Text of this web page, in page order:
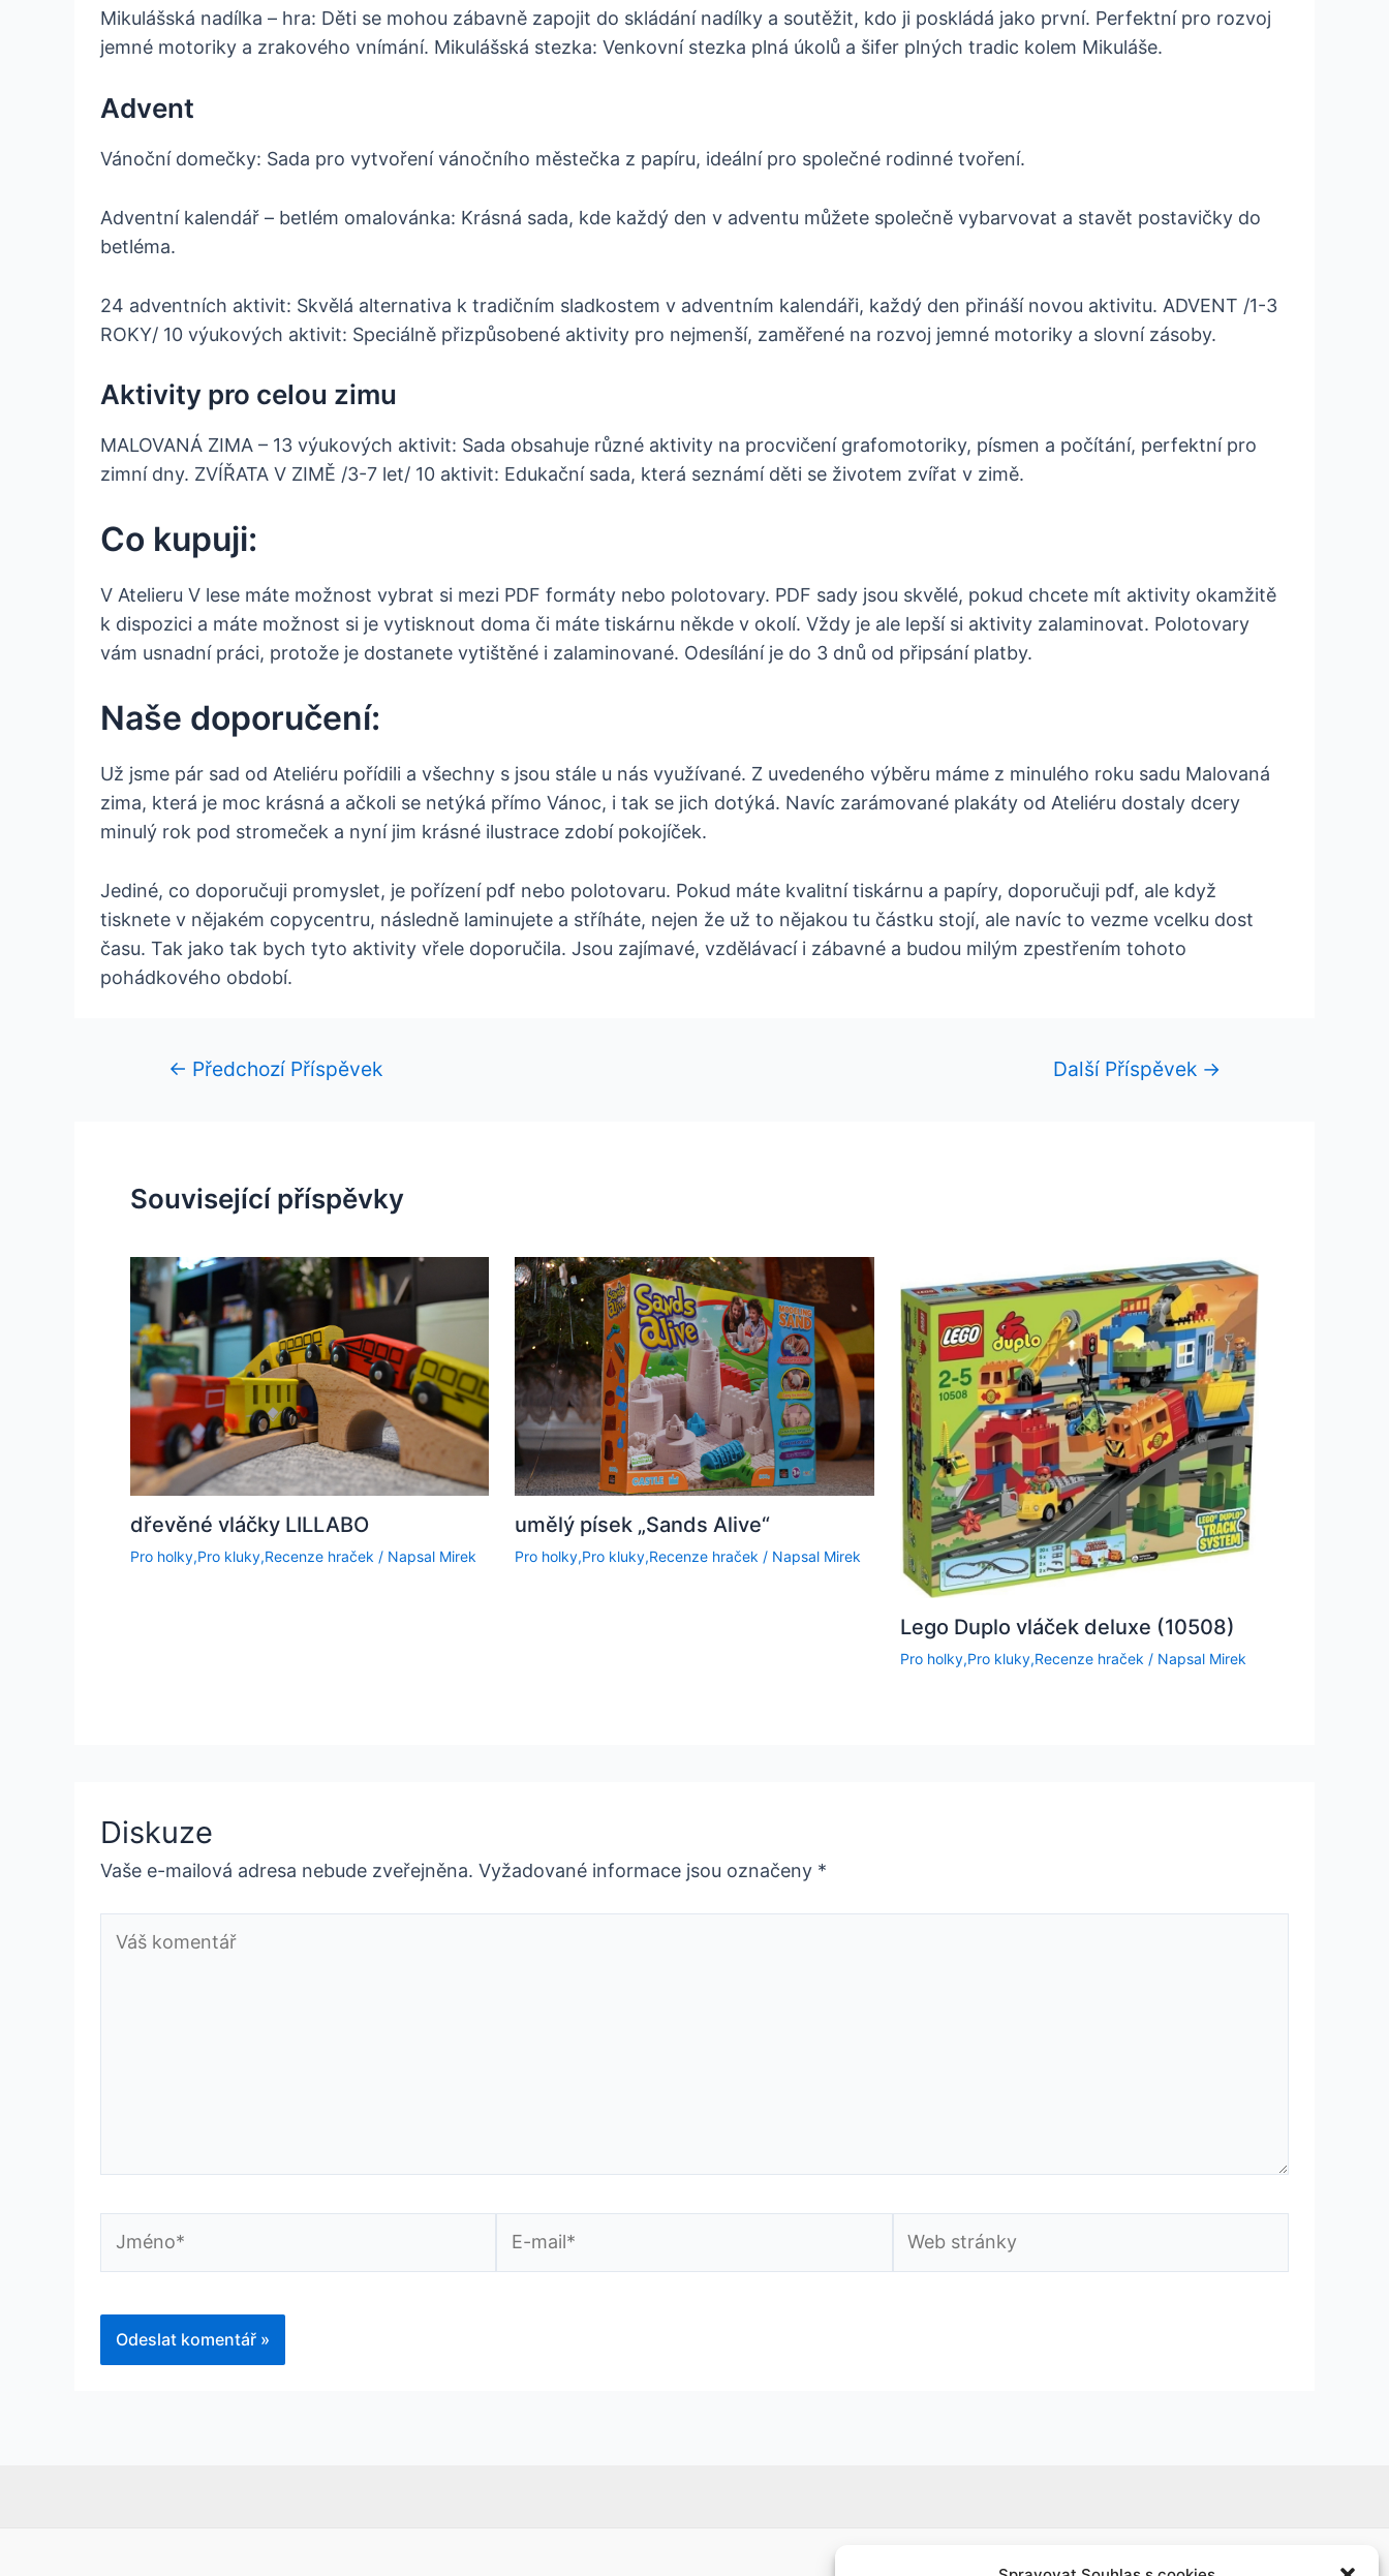
Mikulášská nadílka – hra: Děti se mohou zábavně zapojit do skládání nadílky a soutěžit, kdo ji poskládá jako první. Perfektní pro rozvoj
jemné motoriky a zrakového vnímání. Mikulášská stezka: Venkovní stezka plná úkolů a šifer plných tradic kolem Mikuláše.
Advent
Vánoční domečky: Sada pro vytvoření vánočního městečka z papíru, ideální pro společné rodinné tvoření.
Adventní kalendář – betlém omalovánka: Krásná sada, kde každý den v adventu můžete společně vybarvovat a stavět postavičky do
betléma.
24 adventních aktivit: Skvělá alternativa k tradičním sladkostem v adventním kalendáři, každý den přináší novou aktivitu. ADVENT /1-3
ROKY/ 10 výukových aktivit: Speciálně přizpůsobené aktivity pro nejmenší, zaměřené na rozvoj jemné motoriky a slovní zásoby.
Aktivity pro celou zimu
MALOVANÁ ZIMA – 13 výukových aktivit: Sada obsahuje různé aktivity na procvičení grafomotoriky, písmen a počítání, perfektní pro
zimní dny. ZVÍŘATA V ZIMĚ /3-7 let/ 10 aktivit: Edukační sada, která seznámí děti se životem zvířat v zimě.
Co kupuji:
V Atelieru V lese máte možnost vybrat si mezi PDF formáty nebo polotovary. PDF sady jsou skvělé, pokud chcete mít aktivity okamžitě
k dispozici a máte možnost si je vytisknout doma či máte tiskárnu někde v okolí. Vždy je ale lepší si aktivity zalaminovat. Polotovary
vám usnadní práci, protože je dostanete vytištěné i zalaminované. Odesílání je do 3 dnů od připsání platby.
Naše doporučení:
Už jsme pár sad od Ateliéru pořídili a všechny s jsou stále u nás využívané. Z uvedeného výběru máme z minulého roku sadu Malovaná
zima, která je moc krásná a ačkoli se netýká přímo Vánoc, i tak se jich dotýká. Navíc zarámované plakáty od Ateliéru dostaly dcery
minulý rok pod stromeček a nyní jim krásné ilustrace zdobí pokojíček.
Jediné, co doporučuji promyslet, je pořízení pdf nebo polotovaru. Pokud máte kvalitní tiskárnu a papíry, doporučuji pdf, ale když
tisknete v nějakém copycentru, následně laminujete a stříháte, nejen že už to nějakou tu částku stojí, ale navíc to vezme vcelku dost
času. Tak jako tak bych tyto aktivity vřele doporučila. Jsou zajímavé, vzdělávací i zábavné a budou milým zpestřením tohoto
pohádkového období.
Navigace
← Předchozí Příspěvek Další Příspěvek →
Související příspěvky
dřevěné vláčky LILLABO
Pro holky,Pro kluky,Recenze hraček / Napsal Mirek
umělý písek „Sands Alive“
Pro holky,Pro kluky,Recenze hraček / Napsal Mirek
Lego Duplo vláček deluxe (10508)
Pro holky,Pro kluky,Recenze hraček / Napsal Mirek
Diskuze
Vaše e-mailová adresa nebude zveřejněna. Vyžadované informace jsou označeny *
komentář
mail*
stránky